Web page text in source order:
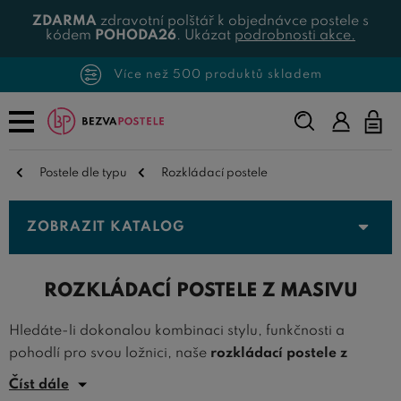
ZDARMA zdravotní polštář k objednávce postele s
kódem POHODA26. Ukázat podrobnosti akce.
Více než 500 produktů skladem
Napište,
co
Postele dle typu Rozkládací postele
ZOBRAZIT KATALOG
ROZKLÁDACÍ POSTELE Z MASIVU
Hledáte-li dokonalou kombinaci stylu, funkčnosti a
pohodlí pro svou ložnici, naše rozkládací postele z
masivujsou tím pravým řešením pro vás.
Číst dále